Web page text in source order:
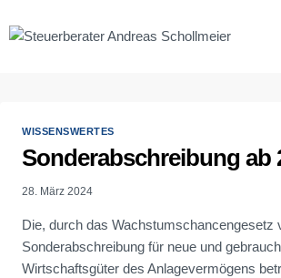
Inhalt
WISSENSWERTES
Sonderabschreibung ab
28. März 2024
Die, durch das Wachstumschancengesetz
Sonderabschreibung für neue und
Wirtschaftsgüter des Anlagevermögens